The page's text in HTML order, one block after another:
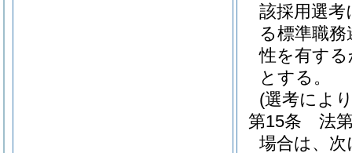
該採用選
る標準職
性を有す
とする。
(選考によ
第15条
法
場合は、